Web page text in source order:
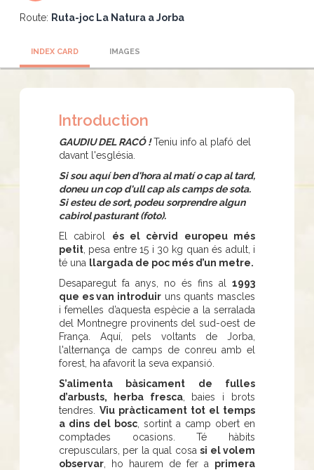
Route: Ruta-joc La Natura a Jorba
INDEX CARD IMAGES
Introduction
GAUDIU DEL RACÓ !Teniu info al plafó del
davant l'església.
Si sou aquí ben d'hora al matí o cap al tard,
doneu un cop d'ull cap als camps de sota.
Si esteu de sort, podeu sorprendre algun
cabirol pasturant (foto).
El cabirol és el cèrvid europeu més
petit , pesa entre 15 i 30 kg quan és adult, i
té una llargada de poc més d’un metre.
Desaparegut fa anys, no és fins al 1993
que es van introduir uns quants mascles
i femelles d’aquesta espècie a la serralada
del Montnegre provinents del sud-oest de
França. Aquí, pels voltants de Jorba,
l'alternança de camps de conreu amb el
forest, ha afavorit la seva expansió.
S’alimenta bàsicament de fulles
d’arbusts, herba fresca, baies i brots
tendres. Viu pràcticament tot el temps
a dins del bosc , sortint a camp obert en
comptades ocasions. Té hàbits
crepusculars, per la qual cosasi el volem
observar , ho haurem de fer a primera